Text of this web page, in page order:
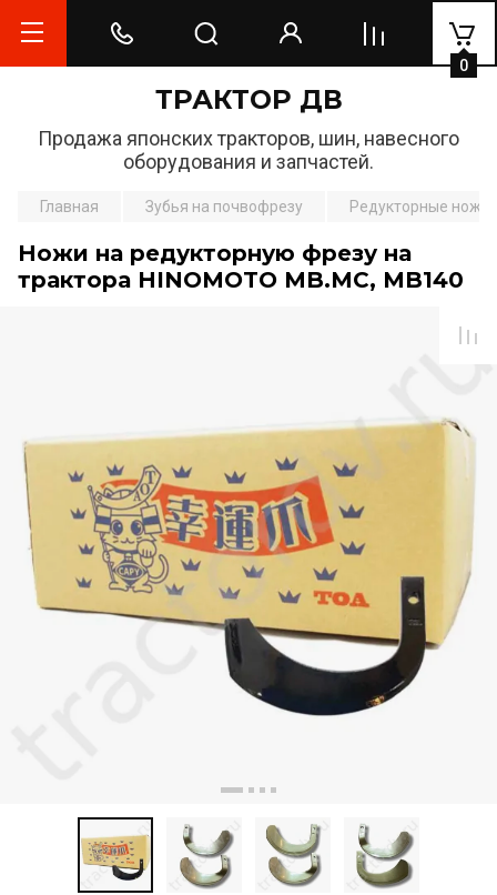
ТРАКТОР ДВ
Продажа японских тракторов, шин, навесного
оборудования и запчастей.
0
Главная Зубья на почвофрезу Редукторные ножи
Ножи на редукторную фрезу на
трактора HINOMOTO MB.MC, MB140